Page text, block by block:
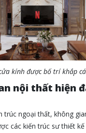
kính được bố trí khắp
nội thất hiện
trúc ngoại thất, không
các kiến trúc sư thiết